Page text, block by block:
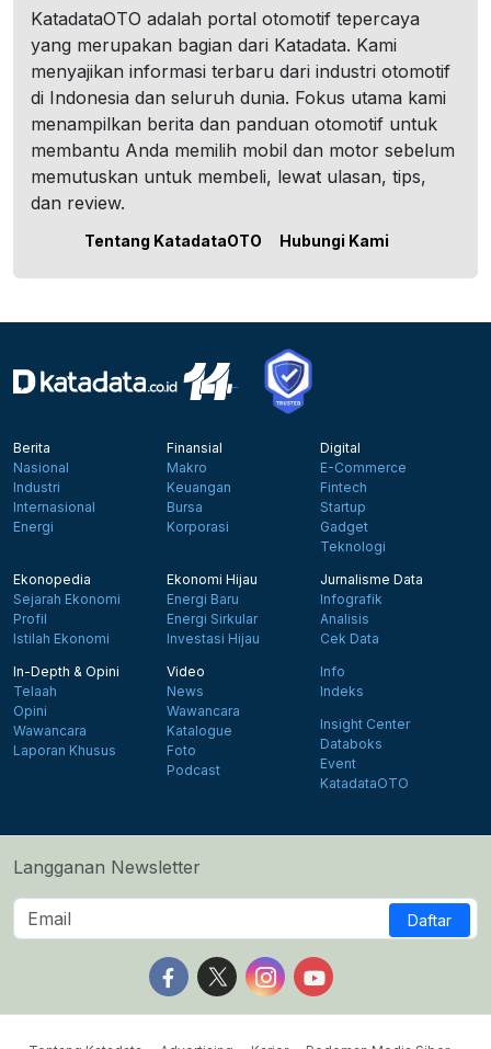
KatadataOTO adalah portal otomotif tepercaya
yang merupakan bagian dari Katadata. Kami
menyajikan informasi terbaru dari industri otomotif
di Indonesia dan seluruh dunia. Fokus utama kami
menampilkan berita dan panduan otomotif untuk
membantu Anda memilih mobil dan motor sebelum
memutuskan untuk membeli, lewat ulasan, tips,
dan review.
Tentang KatadataOTO Hubungi Kami
Berita
Nasional
Industri
Internasional
Energi
Finansial
Makro
Keuangan
Bursa
Korporasi
Digital
E-Commerce
Fintech
Startup
Gadget
Teknologi
Ekonopedia
Sejarah Ekonomi
Profil
Istilah Ekonomi
Ekonomi Hijau
Energi Baru
Energi Sirkular
Investasi Hijau
Jurnalisme Data
Infografik
Analisis
Cek Data
In-Depth & Opini
Telaah
Opini
Wawancara
Laporan Khusus
Video
News
Wawancara
Katalogue
Foto
Podcast
Info
Indeks
Insight Center
Databoks
Event
KatadataOTO
Langganan Newsletter
Daftar
Follow us on Facebook
Follow us on X
Follow us on Instagram
Follow us on